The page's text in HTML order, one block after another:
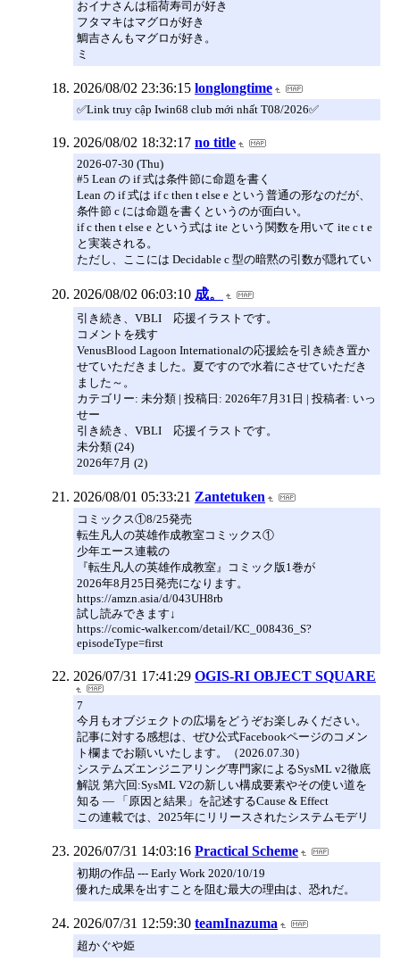
おイナさんは稲荷寿司が好き
フタマキはマグロが好き
鯛吉さんもマグロが好き。
ミ
2026/08/02 23:36:15 longlongtime
✅Link truy cập Iwin68 club mới nhất T08/2026✅
2026/08/02 18:32:17 no title
2026-07-30 (Thu)
#5 Lean の if 式は条件節に命題を書く
Lean の if 式は if c then t else e という普通の形なのだが、
条件節 c には命題を書くというのが面白い。
if c then t else e という式は ite という関数を用いて ite c t e
と実装される。
ただし、ここには Decidable c 型の暗黙の引数が隠れてい
2026/08/02 06:03:10 成。
引き続き、VBLI 応援イラストです。
コメントを残す
VenusBlood Lagoon Internationalの応援絵を引き続き置か
せていただきました。夏ですので水着にさせていただき
ました～。
カテゴリー: 未分類 | 投稿日: 2026年7月31日 | 投稿者: いっ
せー
引き続き、VBLI 応援イラストです。
未分類 (24)
2026年7月 (2)
2026/08/01 05:33:21 Zantetuken
コミックス①8/25発売
転生凡人の英雄作成教室コミックス①
少年エース連載の
『転生凡人の英雄作成教室』コミック版1巻が
2026年8月25日発売になります。
https://amzn.asia/d/043UH8rb
試し読みできます↓
https://comic-walker.com/detail/KC_008436_S?
episodeType=first
2026/07/31 17:41:29 OGIS-RI OBJECT SQUARE
7
今月もオブジェクトの広場をどうぞお楽しみください。
記事に対する感想は、ぜひ公式Facebookページのコメン
ト欄までお願いいたします。（2026.07.30）
システムズエンジニアリング専門家によるSysML v2徹底
解説 第六回:SysML V2の新しい構成要素やその使い道を
知る ― 「原因と結果」を記述するCause & Effect
この連載では、2025年にリリースされたシステムモデリ
2026/07/31 14:03:16 Practical Scheme
初期の作品 --- Early Work 2020/10/19
優れた成果を出すことを阻む最大の理由は、恐れだ。
2026/07/31 12:59:30 teamInazuma
超かぐや姫